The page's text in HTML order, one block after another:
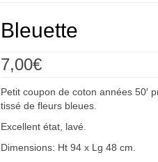
Bleuette
7,00€
Petit coupon de coton années 50′
tissé de fleurs bleues.
Excellent état, lavé.
Dimensions: Ht 94 x Lg 48 cm.